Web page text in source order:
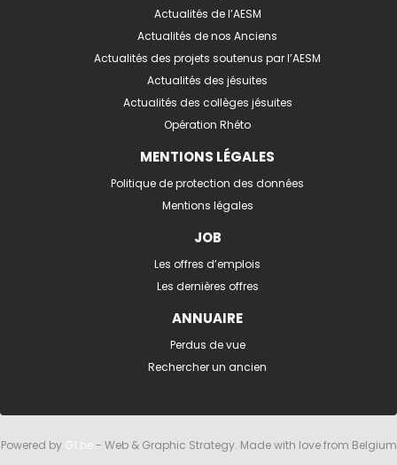
Actualités de l’AESM
Actualités de nos Anciens
Actualités des projets soutenus par l’AESM
Actualités des jésuites
Actualités des collèges jésuites
Opération Rhéto
MENTIONS LÉGALES
Politique de protection des données
Mentions légales
JOB
Les offres d’emplois
Les dernières offres
ANNUAIRE
Perdus de vue
Rechercher un ancien
Powered by G1.be- Web & Graphic Strategy. Made with love from Belgium